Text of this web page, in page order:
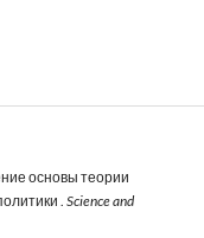
основы теории
. Science and